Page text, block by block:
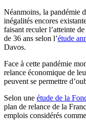
Néanmoins, la pandémie
inégalités encores
faisant reculer l’atteinte
de 36 ans selon l’étude
Davos.
Face à cette pandémie
relance économique de
peuvent se permettre
Selon une étude de la
plan de relance de la
emplois considérés